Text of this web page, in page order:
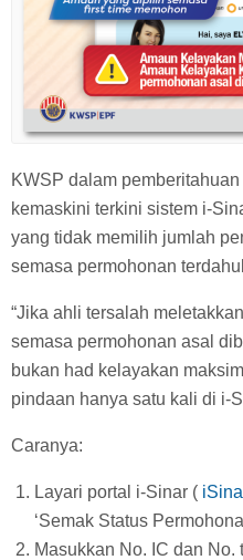
KWSP dalam
kemaskini terkini sistem i-
yang tidak memilih jumlah
semasa permohonan
“Jika ahli tersalah
semasa permohonan asal
bukan had kelayakan
pindaan hanya satu kali di i-
Caranya:
Layari portal i-Sinar (
‘Semak Status
Masukkan No. IC dan